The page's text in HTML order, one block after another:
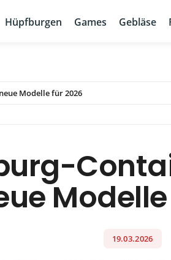
Hüpfburgen Games Gebläse
Modelle für 2026
19.03.2026